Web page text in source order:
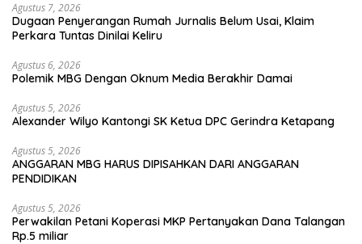
Agustus 7, 2026
Dugaan Penyerangan Rumah Jurnalis Belum Usai, Klaim
Perkara Tuntas Dinilai Keliru
Agustus 6, 2026
Polemik MBG Dengan Oknum Media Berakhir Damai
Agustus 5, 2026
Alexander Wilyo Kantongi SK Ketua DPC Gerindra Ketapang
Agustus 5, 2026
ANGGARAN MBG HARUS DIPISAHKAN DARI ANGGARAN
PENDIDIKAN
Agustus 5, 2026
Perwakilan Petani Koperasi MKP Pertanyakan Dana Talangan
Rp.5 miliar